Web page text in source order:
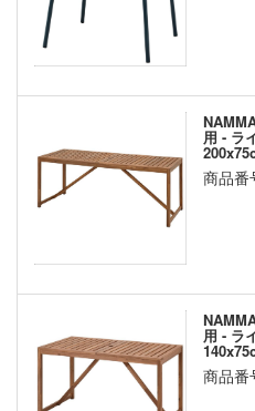
用 - ラ
商品番
用 - ラ
商品番